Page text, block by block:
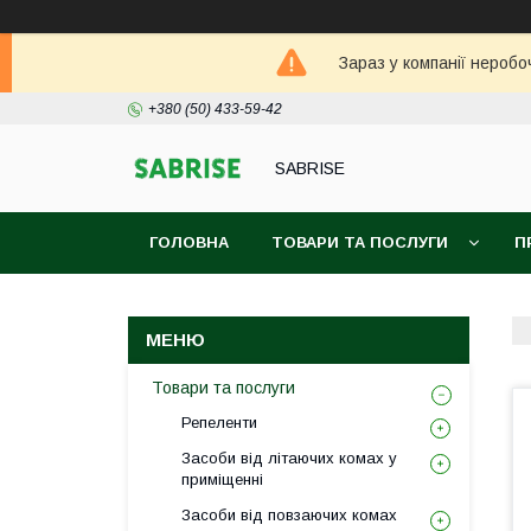
Зараз у компанії
+380 (50) 433-59-42
SABRISE
ГОЛОВНА ТОВАРИ ТА ПОСЛУГИ
Товари та послуги
Репеленти
Засоби від літаючих комах у
приміщенні
Засоби від повзаючих комах